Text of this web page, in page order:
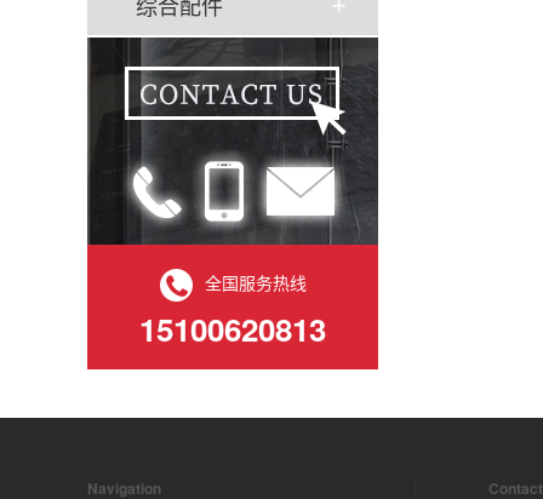
全国服务热线
15100620813
Navigation